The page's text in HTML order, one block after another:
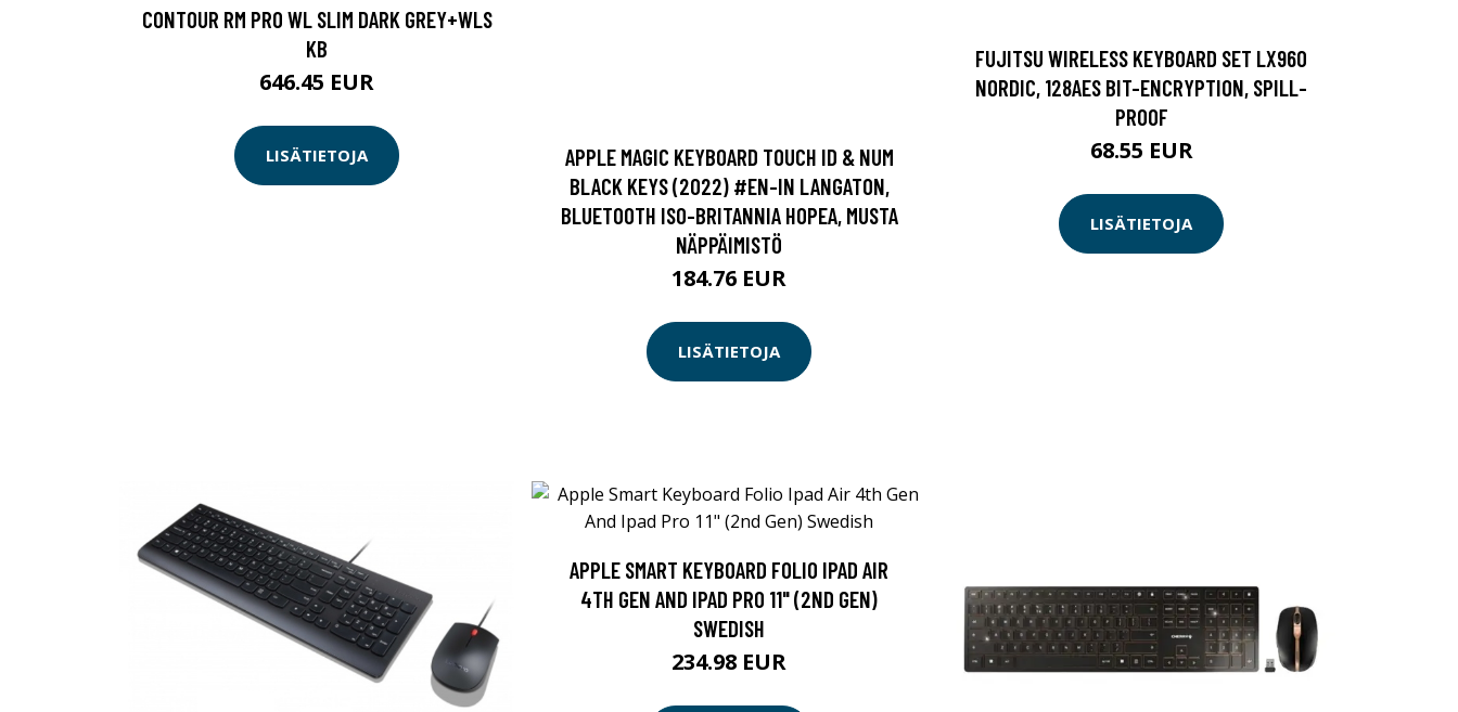
CONTOUR RM PRO WL SLIM DARK GREY+WLS
KB
646.45 EUR
LISÄTIETOJA
APPLE MAGIC KEYBOARD TOUCH ID & NUM
BLACK KEYS (2022) #EN-IN LANGATON,
BLUETOOTH ISO-BRITANNIA HOPEA, MUSTA
NÄPPÄIMISTÖ
184.76 EUR
LISÄTIETOJA
FUJITSU WIRELESS KEYBOARD SET LX960
NORDIC, 128AES BIT-ENCRYPTION, SPILL-
PROOF
68.55 EUR
LISÄTIETOJA
APPLE SMART KEYBOARD FOLIO IPAD AIR
4TH GEN AND IPAD PRO 11" (2ND GEN)
SWEDISH
234.98 EUR